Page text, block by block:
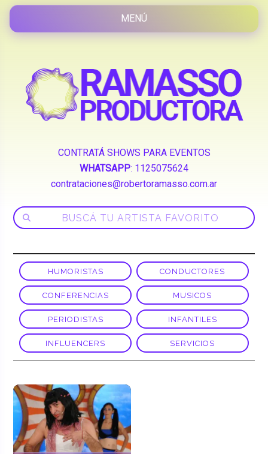
CONTRATÁ SHOWS PARA EVENTOS
WHATSAPP: 1125075624
contrataciones@robertoramasso.com.ar
HUMORISTAS CONDUCTORES
CONFERENCIAS MUSICOS
PERIODISTAS INFANTILES
INFLUENCERS SERVICIOS